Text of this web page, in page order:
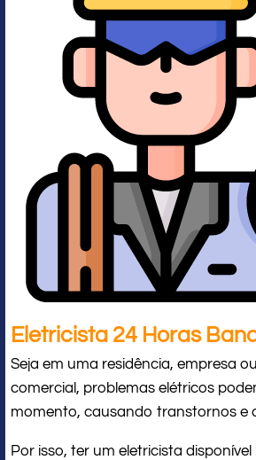
Eletricista 24 Horas
Seja em uma residência, empresa
comercial, problemas elétricos
momento, causando transtornos e
Por isso, ter um eletricista